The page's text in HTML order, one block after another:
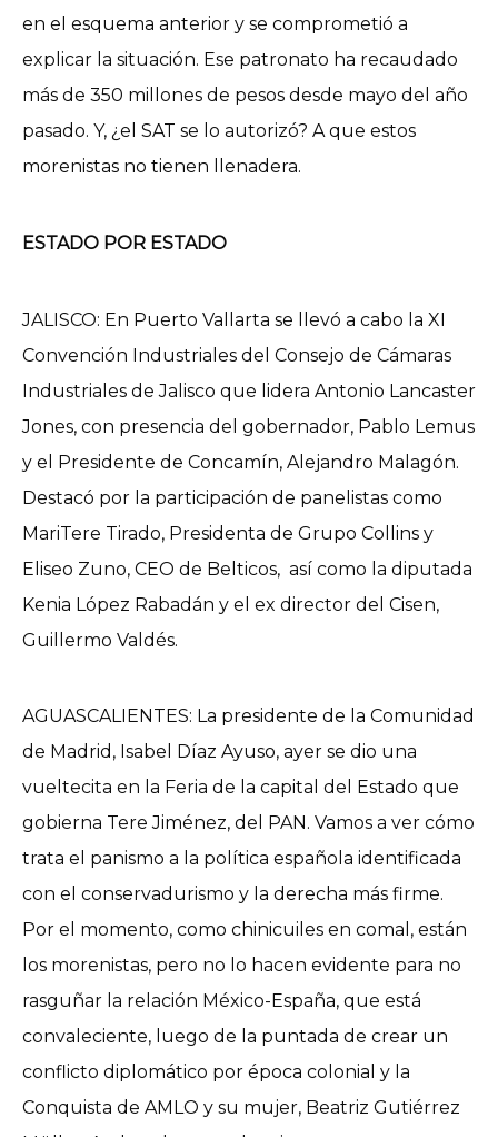
en el esquema anterior y se comprometió a
explicar la situación. Ese patronato ha recaudado
más de 350 millones de pesos desde mayo del año
pasado. Y, ¿el SAT se lo autorizó? A que estos
morenistas no tienen llenadera.
ESTADO POR ESTADO
JALISCO: En Puerto Vallarta se llevó a cabo la XI
Convención Industriales del Consejo de Cámaras
Industriales de Jalisco que lidera Antonio Lancaster
Jones, con presencia del gobernador, Pablo Lemus
y el Presidente de Concamín, Alejandro Malagón.
Destacó por la participación de panelistas como
MariTere Tirado, Presidenta de Grupo Collins y
Eliseo Zuno, CEO de Belticos, así como la diputada
Kenia López Rabadán y el ex director del Cisen,
Guillermo Valdés.
AGUASCALIENTES: La presidente de la Comunidad
de Madrid, Isabel Díaz Ayuso, ayer se dio una
vueltecita en la Feria de la capital del Estado que
gobierna Tere Jiménez, del PAN. Vamos a ver cómo
trata el panismo a la política española identificada
con el conservadurismo y la derecha más firme.
Por el momento, como chinicuiles en comal, están
los morenistas, pero no lo hacen evidente para no
rasguñar la relación México-España, que está
convaleciente, luego de la puntada de crear un
conflicto diplomático por época colonial y la
Conquista de AMLO y su mujer, Beatriz Gutiérrez